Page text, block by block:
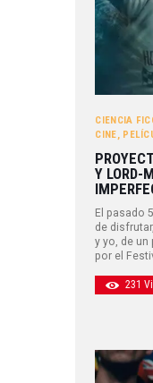
CIENCIA
CINE,
Y LORD-
El pasado
de
y yo, de
por el
231